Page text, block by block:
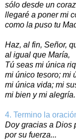
sólo desde un
llegaré a poner mi
como la puso tu
Haz, al fin, Señor,
al igual que María,
Tú seas mi única
mi único tesoro; mi
mi única vida; mi
mi bien y mi
4. Termino la
Doy gracias a Dios
por su fuerza...